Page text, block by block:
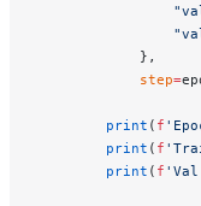
            },
            step
=
        print
( f
        print
( f
        print
( f